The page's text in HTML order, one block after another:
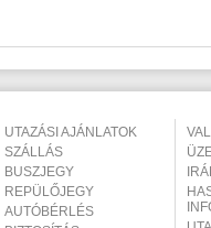
UTAZÁSI AJÁNLATOK
SZÁLLÁS
BUSZJEGY
REPÜLŐJEGY
AUTÓBÉRLÉS